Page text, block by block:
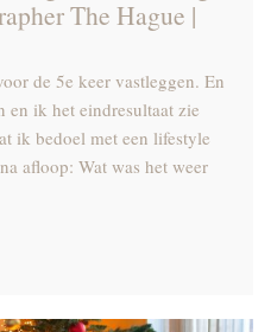
The Hague |
de 5e keer vastleggen. En
en ik het eindresultaat zie
ik bedoel met een lifestyle
afloop: Wat was het weer